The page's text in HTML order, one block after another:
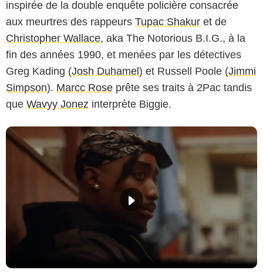
inspirée de la double enquête policière consacrée
aux meurtres des rappeurs Tupac Shakur et de
Christopher Wallace, aka The Notorious B.I.G., à la
fin des années 1990, et menées par les détectives
Greg Kading (Josh Duhamel ) et Russell Poole (Jimmi
Simpson). Marcc Rose prête ses traits à 2Pac tandis
que Wavyy Jonez interprète Biggie.